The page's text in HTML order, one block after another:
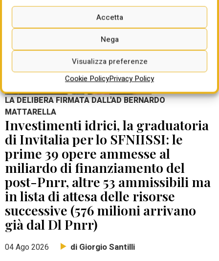
Accetta
Nega
Visualizza preferenze
Cookie PolicyPrivacy Policy
LA DELIBERA FIRMATA DALL'AD BERNARDO
MATTARELLA
Investimenti idrici, la graduatoria
di Invitalia per lo SFNIISSI: le
prime 39 opere ammesse al
miliardo di finanziamento del
post-Pnrr, altre 53 ammissibili ma
in lista di attesa delle risorse
successive (576 milioni arrivano
già dal Dl Pnrr)
04 Ago 2026 di Giorgio Santilli